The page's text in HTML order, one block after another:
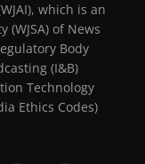
which is an
(WJSA) of News
Body
(I&B)
Technology
Ethics Codes)